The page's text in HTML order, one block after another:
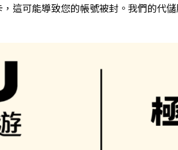
這可能導致您的帳號被封。我們的代